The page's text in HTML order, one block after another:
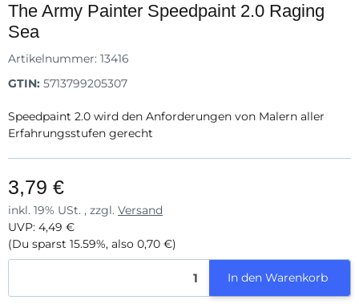
The Army Painter Speedpaint 2.0 Raging
Sea
Artikelnummer: 13416
GTIN: 5713799205307
Speedpaint 2.0 wird den Anforderungen von Malern aller
Erfahrungsstufen gerecht
3,79 €
inkl. 19% USt. , zzgl. Versand
UVP: 4,49 €
(Du sparst 15.59%, also 0,70 €)
In den Warenkorb